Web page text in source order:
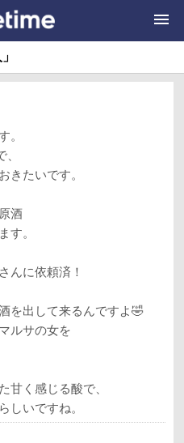
。
きたいです。
酒
す。
んに依頼済！
を出して来るんですよ🤣
ルサの女を
甘く感じる酸で、
しいですね。